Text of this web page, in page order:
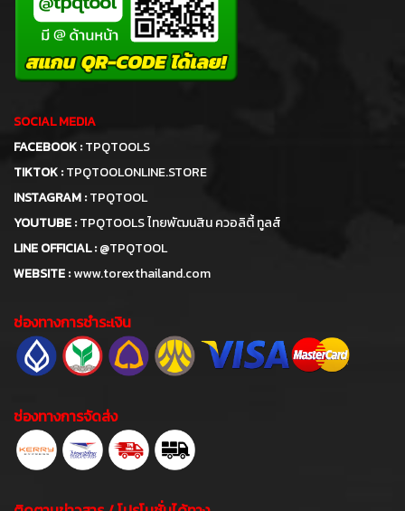
SOCIAL MEDIA
FACEBOOK :TPQTOOLS
TIKTOK :TPQTOOLONLINE.STORE
INSTAGRAM :TPQTOOL
YOUTUBE :TPQTOOLS ไทยพัฒนสิน ควอลิตี้ ทูลส์
LINE OFFICIAL :@TPQTOOL
WEBSITE :www.torexthailand.com
ช่องทางการชำระเงิน
ช่องทางการจัดส่ง